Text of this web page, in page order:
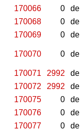
170066
0 de
170068
0 de
170069
0 de
170070 0 de
170071
2992 de
170072
2992 de
170075
0 de
170076
0 de
170077
0 de